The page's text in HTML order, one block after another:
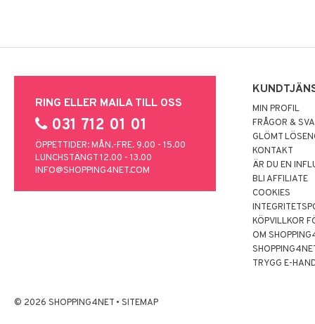
RING ELLER MAILA TILL OSS
031 712 01 01
ÖPPETTIDER: MÅN.-FRE. 9.00 - 15.00
LUNCHSTÄNGT 12.00 - 13.00
INFO@SHOPPING4NET.COM
MIN PROFIL
FRÅGOR &
GLÖMT
KONTAKT
ÄR DU EN
BLI AFFILIATE
COOKIES
KÖPVILLKOR
OM
TRYGG E-
© 2026 SHOPPING4NET • SITEMAP